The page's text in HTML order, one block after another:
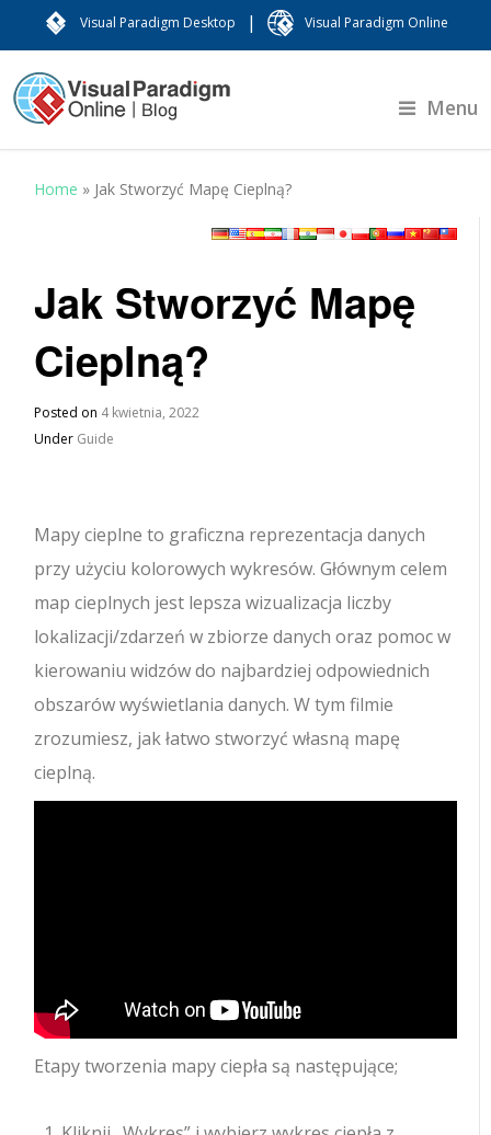
Visual Paradigm Desktop | Visual Paradigm Online
Menu
Home » Jak Stworzyć Mapę Cieplną?
Jak Stworzyć Mapę
Cieplną?
Posted on 4 kwietnia, 2022
Under Guide
Mapy cieplne to graficzna reprezentacja danych
przy użyciu kolorowych wykresów.Głównym celem
map cieplnych jest lepsza wizualizacja liczby
lokalizacji/zdarzeń w zbiorze danych oraz pomoc w
kierowaniu widzów do najbardziej odpowiednich
obszarów wyświetlania danych. W tym filmie
zrozumiesz, jak łatwo stworzyć własną mapę
cieplną.
Etapy tworzenia mapy ciepła są następujące;